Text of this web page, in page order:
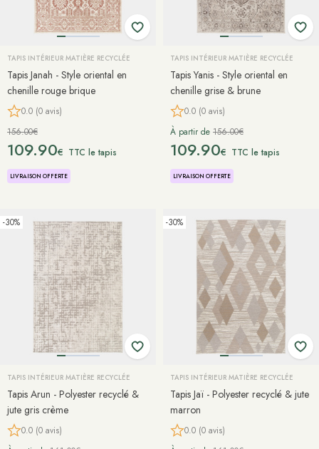
TAPIS INTÉRIEUR MATIÈRE RECYCLÉE
Tapis Janah - Style oriental en
chenille rouge brique
0.0 (0 avis)
156.00€
109.90€ TTC le tapis
LIVRAISON OFFERTE
TAPIS INTÉRIEUR MATIÈRE RECYCLÉE
Tapis Yanis - Style oriental en
chenille grise & brune
0.0 (0 avis)
À partir de 156.00€
109.90€ TTC le tapis
LIVRAISON OFFERTE
-30%
TAPIS INTÉRIEUR MATIÈRE RECYCLÉE
Tapis Arun - Polyester recyclé &
jute gris crème
0.0 (0 avis)
-30%
TAPIS INTÉRIEUR MATIÈRE RECYCLÉE
Tapis Jaï - Polyester recyclé & jute
marron
0.0 (0 avis)